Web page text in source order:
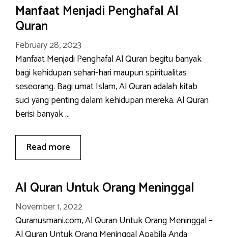
Manfaat Menjadi Penghafal Al
Quran
February 28, 2023
Manfaat Menjadi Penghafal Al Quran begitu banyak
bagi kehidupan sehari-hari maupun spiritualitas
seseorang. Bagi umat Islam, Al Quran adalah kitab
suci yang penting dalam kehidupan mereka. Al Quran
berisi banyak …
Read more
Al Quran Untuk Orang Meninggal
November 1, 2022
Quranusmani.com, Al Quran Untuk Orang Meninggal –